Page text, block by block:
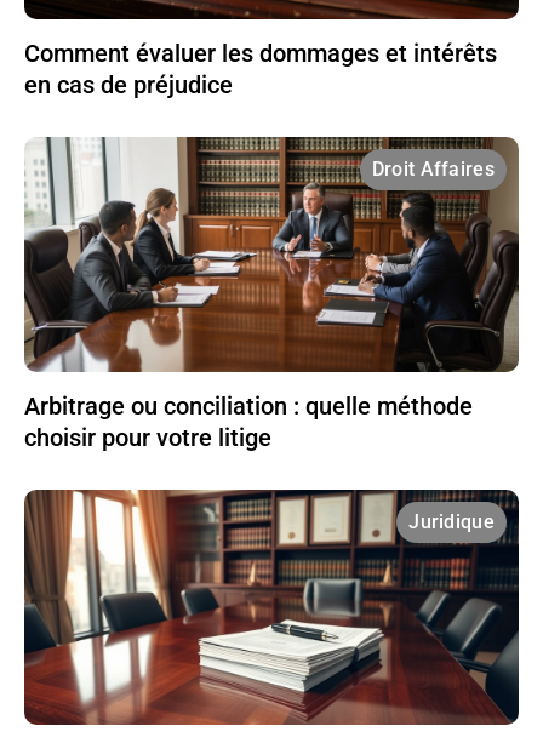
Comment évaluer les dommages et intérêts
en cas de préjudice
Droit Affaires
Arbitrage ou conciliation : quelle méthode
choisir pour votre litige
Juridique